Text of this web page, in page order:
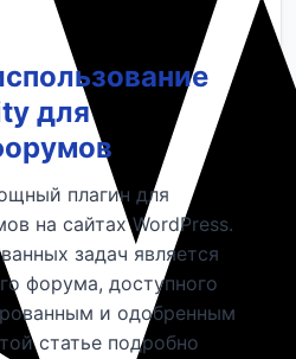
для
плагин для
на сайтах WordPress.
задач является
форума, доступного
и одобренным
статье подробно